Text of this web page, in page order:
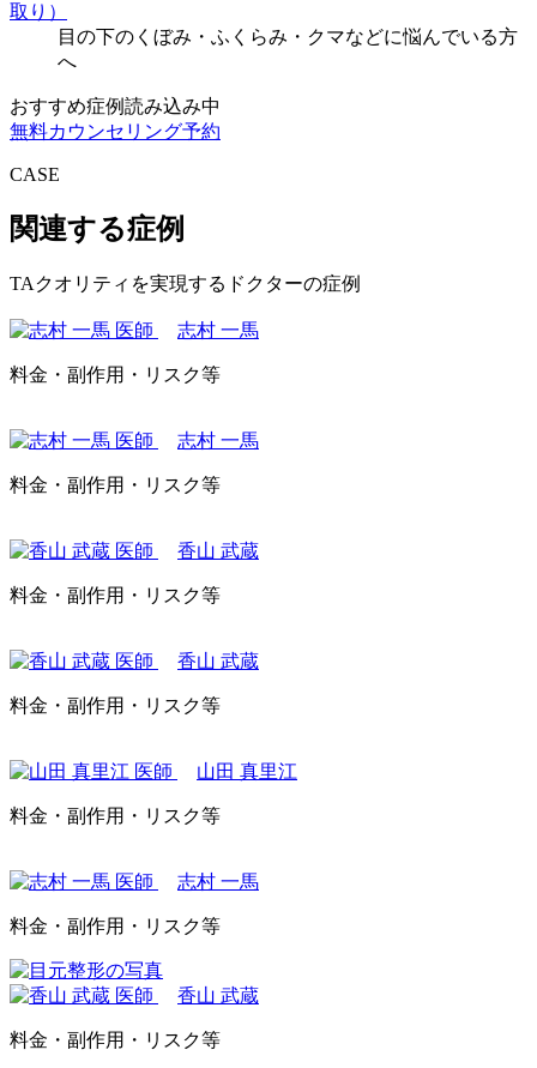
取り）
目の下のくぼみ・ふくらみ・クマなどに悩んでいる方
へ
おすすめ症例読み込み中
無料カウンセリング予約
CASE
関連する症例
TAクオリティを実現するドクターの症例
志村 一馬
料金・副作用・リスク等
志村 一馬
料金・副作用・リスク等
香山 武蔵
料金・副作用・リスク等
香山 武蔵
料金・副作用・リスク等
山田 真里江
料金・副作用・リスク等
志村 一馬
料金・副作用・リスク等
香山 武蔵
料金・副作用・リスク等